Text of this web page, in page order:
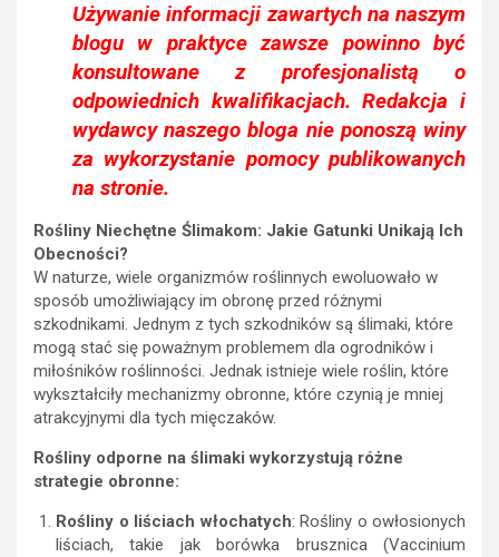
Używanie informacji zawartych na naszym
blogu w praktyce zawsze powinno być
konsultowane z profesjonalistą o
odpowiednich kwalifikacjach. Redakcja i
wydawcy naszego bloga nie ponoszą winy
za wykorzystanie pomocy publikowanych
na stronie.
Rośliny Niechętne Ślimakom: Jakie Gatunki Unikają Ich
Obecności?
W naturze, wiele organizmów roślinnych ewoluowało w
sposób umożliwiający im obronę przed różnymi
szkodnikami. Jednym z tych szkodników są ślimaki, które
mogą stać się poważnym problemem dla ogrodników i
miłośników roślinności. Jednak istnieje wiele roślin, które
wykształciły mechanizmy obronne, które czynią je mniej
atrakcyjnymi dla tych mięczaków.
Rośliny odporne na ślimaki wykorzystują różne
strategie obronne:
Rośliny o liściach włochatych: Rośliny o owłosionych
liściach, takie jak borówka brusznica (Vaccinium